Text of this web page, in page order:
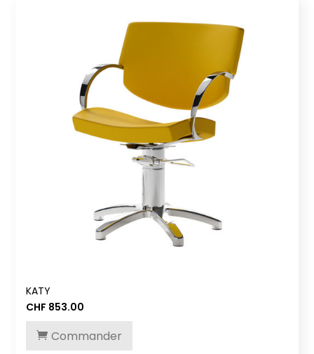
KATY
CHF 853.00
Commander